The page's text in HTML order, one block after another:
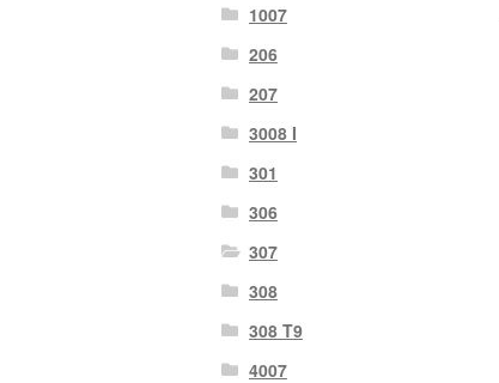
1007
206
207
3008 I
301
306
307
308
308 T9
4007